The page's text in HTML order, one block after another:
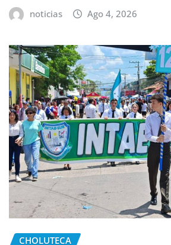
noticias Ago 4, 2026
CHOLUTECA